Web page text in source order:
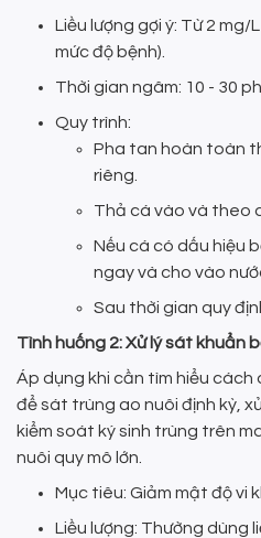
Liều lượng gợi ý: Từ 2 mg/
mức độ bệnh).
Thời gian ngâm: 10 - 30
Quy trình:
Pha tan hoàn toàn
riêng.
Thả cá vào và theo
Nếu cá có dấu hiệu
ngay và cho vào
Sau thời gian quy
Tình huống 2: Xử lý sát khuẩn
Áp dụng khi cần tìm hiểu
để sát trùng ao nuôi định kỳ,
kiểm soát ký sinh trùng trên
nuôi quy mô lớn.
Mục tiêu: Giảm mật độ vi
Liều lượng: Thường dùng